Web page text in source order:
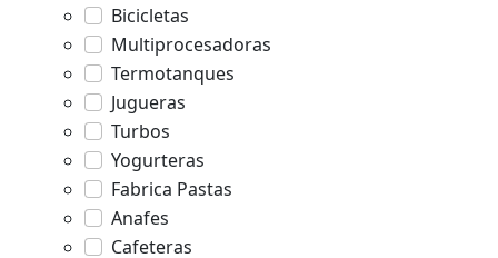
Bicicletas
Multiprocesadoras
Termotanques
Jugueras
Turbos
Yogurteras
Fabrica Pastas
Anafes
Cafeteras